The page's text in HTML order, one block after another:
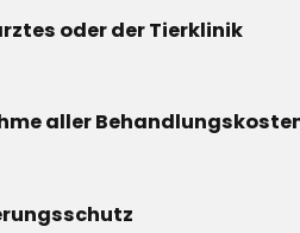
oder der Tierklinik
aller